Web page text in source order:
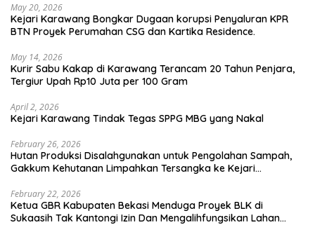
May 20, 2026
Kejari Karawang Bongkar Dugaan korupsi Penyaluran KPR
BTN Proyek Perumahan CSG dan Kartika Residence.
May 14, 2026
Kurir Sabu Kakap di Karawang Terancam 20 Tahun Penjara,
Tergiur Upah Rp10 Juta per 100 Gram
April 2, 2026
Kejari Karawang Tindak Tegas SPPG MBG yang Nakal
February 26, 2026
Hutan Produksi Disalahgunakan untuk Pengolahan Sampah,
Gakkum Kehutanan Limpahkan Tersangka ke Kejari
February 22, 2026
Ketua GBR Kabupaten Bekasi Menduga Proyek BLK di
Sukaasih Tak Kantongi Izin Dan Mengalihfungsikan Lahan